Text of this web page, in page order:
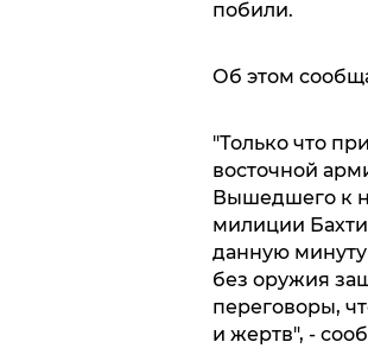
побили.
Об этом
"Только что
восточной
Вышедшего к
милиции
данную
без оружия
переговоры,
и жертв", -